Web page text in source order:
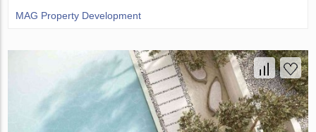
MAG Property Development